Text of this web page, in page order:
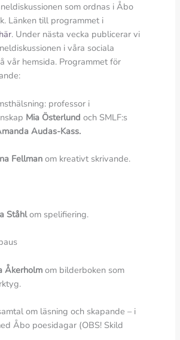
som ordnas i Åbo
Länken till programmet i
. Under nästa vecka publicerar vi
i våra sociala
vår hemsida. Programmet för
professor i
Mia Österlundoch SMLF:s
Audas-Kass.
Fellmanom kreativt skrivande.
Ståhlom spelifiering.
Åkerholm om bilderboken som
om läsning och skapande – i
Åbo poesidagar (OBS! Skild